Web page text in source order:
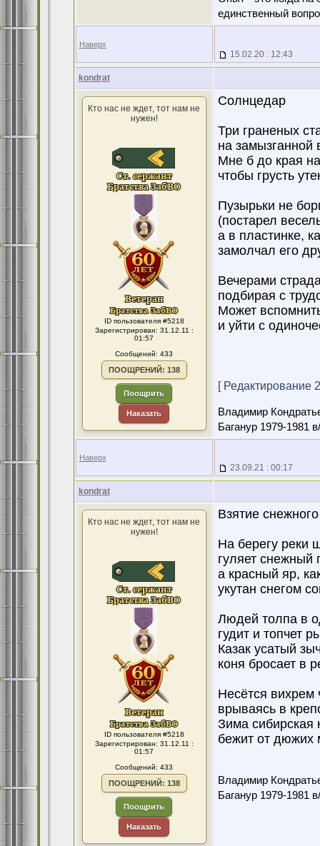
единственный
Наверх
15.02.20 : 12:43
kondrat
Кто нас не ждет, тот нам не
нужен!
ID пользователя #5218
Зарегистрирован: 31.12.11 :
01:57
Сообщений: 433
ПООЩРЕНИЙ: 138
Поощрить
Наказать
Солнцедар
Три граненых
на замызганной
Мне б до края
чтобы грусть
Пузырьки не
(постарел
а в пластинке,
замолчал его
Вечерами
подбирая с
Может
и уйти с
[ Редактирование
Владимир
Баганур 1979-1981
Наверх
23.09.21 : 00:17
kondrat
Кто нас не ждет, тот нам не
нужен!
ID пользователя #5218
Зарегистрирован: 31.12.11 :
01:57
Сообщений: 433
ПООЩРЕНИЙ: 138
Поощрить
Наказать
Взятие
На берегу реки
гуляет снежный
а красный яр,
укутан снегом
Людей толпа в
гудит и топчет
Казак усатый
коня бросает в
Несётся
врываясь в
Зима сибирская
бежит от дюжих
Владимир
Баганур 1979-1981